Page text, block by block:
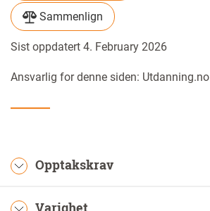
Sammenlign
Sist oppdatert 4. February 2026
Ansvarlig for denne siden: Utdanning.no
Opptakskrav
Varighet